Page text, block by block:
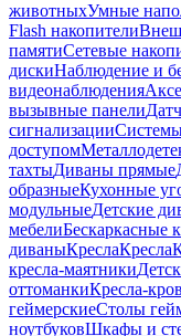
животныхУмные
Flash накопители
памятиСетевые
дискиНаблюдение и
видеонаблюдения
вызывные панели
сигнализации
доступом
тахтыДиваны прямые
образныеКухонные
модульныеДетские
мебелиБескаркасные
диваныКреслаКресла
кресла-маятники
оттоманкиКресла-
геймерскиеСтолы
ноутбуковШкафы и